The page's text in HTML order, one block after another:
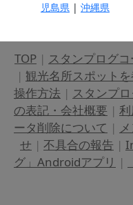
児島県 | 沖縄県
TOP | スタンプログ
| 観光名所スポット
操作方法 | スタンプ
の表記・会社概要 |
ータ削除について |
せ | 不具合の報告 |
グ」Androidアプリ |